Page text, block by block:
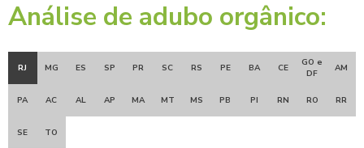
Análise de adubo orgânico:
RJ MG ES SP PR SC RS PE BA CE
GO e
DF
AM
PA AC AL AP MA MT MS PB PI RN RO RR
SE TO